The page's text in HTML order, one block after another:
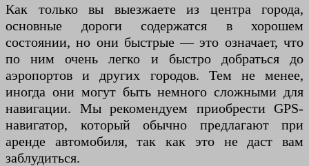
Как только вы выезжаете из центра города,
основные дороги содержатся в хорошем
состоянии, но они быстрые — это означает, что
по ним очень легко и быстро добраться до
аэропортов и других городов. Тем не менее,
иногда они могут быть немного сложными для
навигации. Мы рекомендуем приобрести GPS-
навигатор, который обычно предлагают при
аренде автомобиля, так как это не даст вам
заблудиться.